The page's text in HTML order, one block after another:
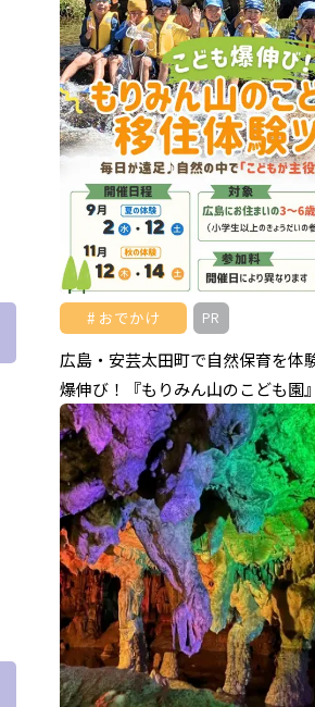
おでかけ PR
広島・安芸太田町で自然保育を体
爆伸び！『もりみん山のこども園